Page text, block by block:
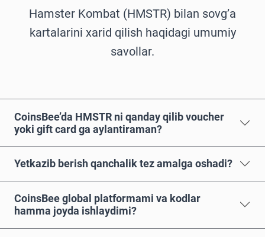
Hamster Kombat (HMSTR) bilan sovg’a
kartalarini xarid qilish haqidagi umumiy
savollar.
CoinsBee’da HMSTR ni qanday qilib voucher
yoki gift card ga aylantiraman?
Yetkazib berish qanchalik tez amalga oshadi?
CoinsBee global platformami va kodlar
hamma joyda ishlaydimi?